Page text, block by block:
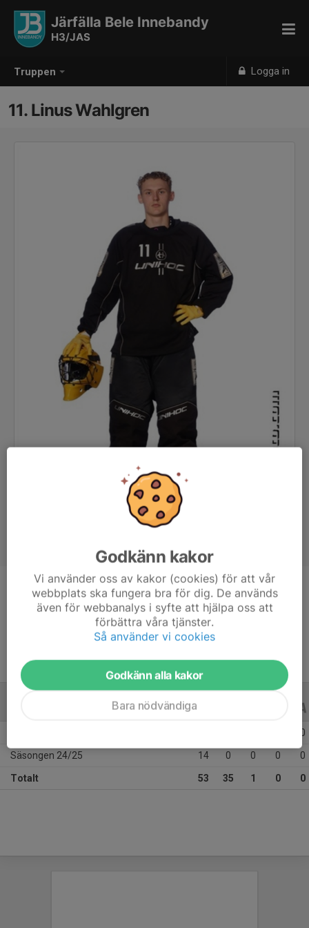
Truppen Logga in
Järfälla Bele Innebandy
H3/JAS
11. Linus Wahlgren
Position
Målvakt
17 år
ALLA ÅR
0
Säsongen 24/25 14 0 0 0 0
Totalt 53 35 1 0 0
Godkänn kakor
Vi använder oss av kakor (cookies) för att vår
webbplats ska fungera bra för dig. De används
även för webbanalys i syfte att hjälpa oss att
förbättra våra tjänster.
Så använder vi cookies
Godkänn alla kakor
Bara nödvändiga